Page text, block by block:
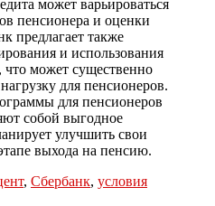
может варьироваться
пенсионера и оценки
предлагает также
и использования
что может существенно
для пенсионеров.
для пенсионеров
собой выгодное
улучшить свои
выхода на пенсию.
, Сбербанк, условия